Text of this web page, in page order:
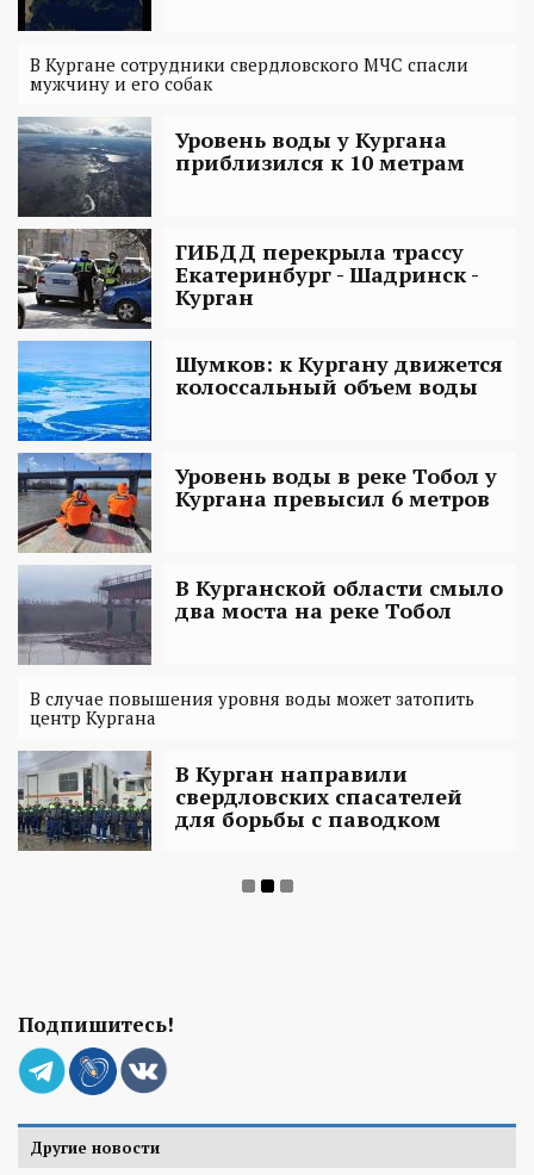
В Кургане сотрудники свердловского МЧС спасли
мужчину и его собак
Уровень воды у Кургана
приблизился к 10 метрам
ГИБДД перекрыла трассу
Екатеринбург - Шадринск -
Курган
Шумков: к Кургану движется
колоссальный объем воды
Уровень воды в реке Тобол у
Кургана превысил 6 метров
В Курганской области смыло
два моста на реке Тобол
В случае повышения уровня воды может затопить
центр Кургана
В Курган направили
свердловских спасателей
для борьбы с паводком
Подпишитесь!
Другие новости